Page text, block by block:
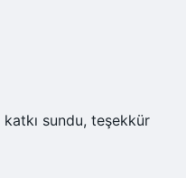
katkı sundu, teşekkür